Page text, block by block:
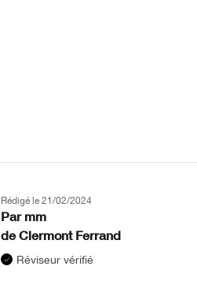
Rédigé le 21/02/2024
Par mm
de Clermont Ferrand
Réviseur vérifié